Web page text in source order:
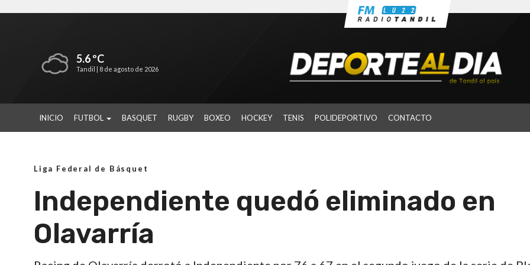
5.6 ºC
Tandil | 8 de agosto de 2026
INICIO FUTBOL BASQUET RUGBY BOXEO HOCKEY TENIS POLIDEPORTIVO CONTACTO
Liga Federal de Básquet
Independiente quedó eliminado en
Olavarría